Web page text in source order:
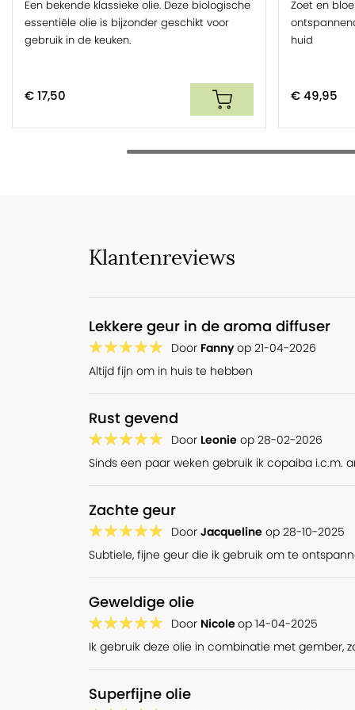
In de huidverzorging ondersteunt copaiba het
olie goed worden gecombineerd met atlasceder of
Tip:Copaiba is te combineren met praktisch alle andere
combinatie met ceder, patchouli, lavendel of roos aan te
Maak zelf een verzachtende huidolie met copaiba
• 3 druppels Lavendel;
• evt. 2 druppels Geranium voor extra verzachting.
Copaiba olie gebruiken in bad
In bad helpt copaiba om lichaam en geest te
verzachtend voor de luchtwegen.
Essentiële oliën gebruik je nooit puur in (bad)water,
huidirritaties veroorzaken. Het is dus belangrijk om de
hydrofiele olie
Gebruik maximaal 10 druppels copaiba essentiële olie in
Veiligheid
Bij aromatherapie is de dosering de sleutel tot succes en
bovenstaande doseringen en aan de volgende
Wil je deze olie in de huidverzorging gebruiken?
huid. Dit betekent dat er aan 100ml vette plantolie
Een bekende klassieke olie. Deze biologische
essentiële olie is bijzonder geschikt voor
gebruik in de keuken.
€ 17,50
Zoet en
huid
€ 49,95
Klantenreviews
Lekkere geur in de aroma diffuser
Door Fannyop 21-04-2026
Altijd fijn om in huis te hebben
Rust gevend
Door Leonie op 28-02-2026
Sinds een paar weken gebruik ik copaiba i.c.m.
Zachte geur
Door Jacqueline op 28-10-2025
Subtiele, fijne geur die ik gebruik om te
Geweldige olie
Door Nicoleop 14-04-2025
Ik gebruik deze olie in combinatie met gember,
Superfijne olie